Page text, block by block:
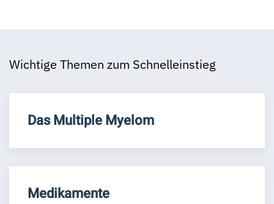
Wichtige Themen zum Schnelleinstieg
Das Multiple Myelom
Medikamente